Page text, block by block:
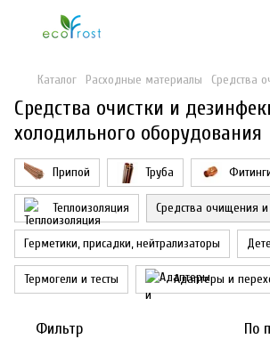
Каталог Расходные материалы Средства
Средства очистки и
холодильного оборудования
Припой Труба
Теплоизоляция Средства очищения
Герметики, присадки, нейтрализаторы
Термогели и тесты Адаптеры и
Фильтр По